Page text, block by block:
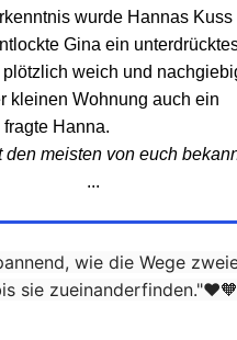
wurde Hannas Kuss
Gina ein
weich und
kleinen Wohnung auch ein
Hanna.
den meisten von euch
...
wie die Wege
sie